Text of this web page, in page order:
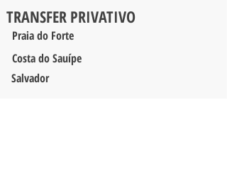
TRANSFER PRIVATIVO
Praia do Forte
Costa do Sauípe
Salvador